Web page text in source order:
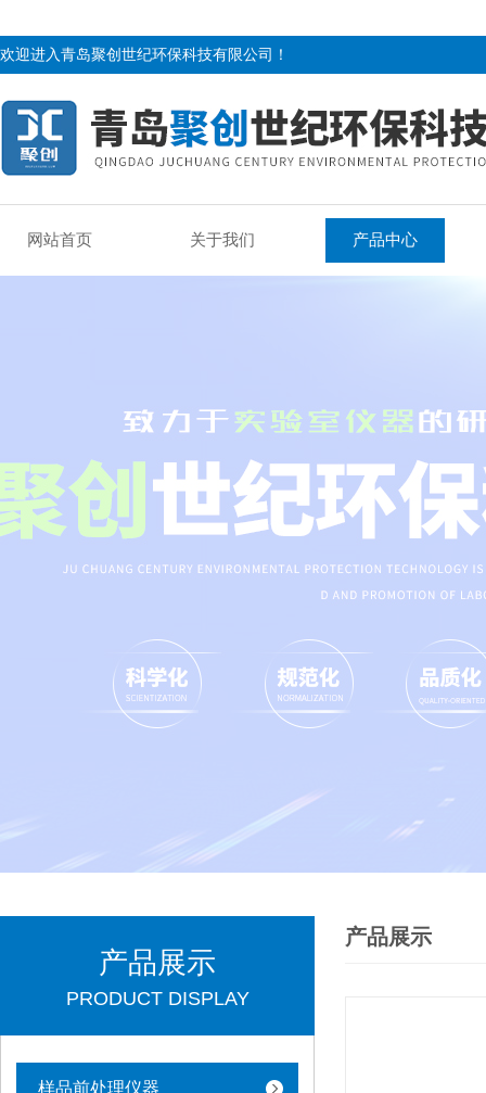
欢迎进入青岛聚创世纪环保科技有限公司！
网站首页 关于我们 产品中心
产品展示
PRODUCT DISPLAY
样品前处理仪器
产品展示